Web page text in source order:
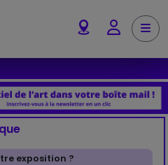
Account
exposition ?